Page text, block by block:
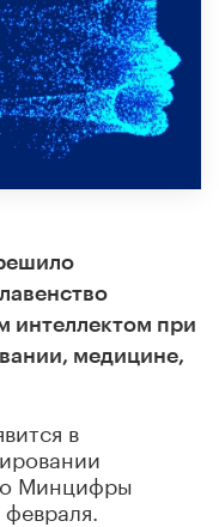
интеллектом при
медицине,
в
Минцифры